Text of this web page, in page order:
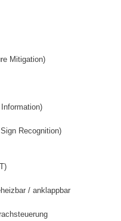
Mitigation)
Recognition)
/ anklappbar